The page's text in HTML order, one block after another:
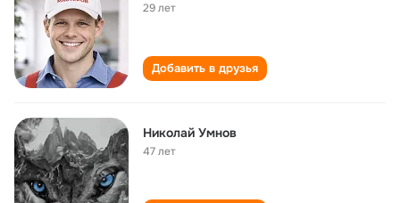
29 лет
Добавить в друзья
Николай Умнов
47 лет